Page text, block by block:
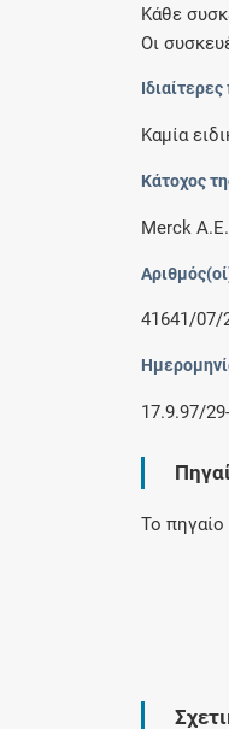
Κάθε
Οι
Καμία
Κάτοχος
Merck
41641/07/
17.9.97/
Το